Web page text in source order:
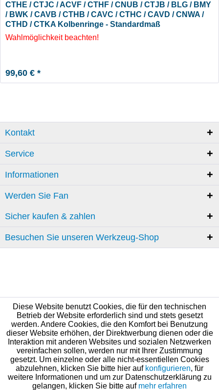
CTHE / CTJC / ACVF / CTHF / CNUB / CTJB / BLG / BMY
/ BWK / CAVB / CTHB / CAVC / CTHC / CAVD / CNWA /
CTHD / CTKA Kolbenringe - Standardmaß
Wahlmöglichkeit beachten!
99,60 € *
Kontakt
Service
Informationen
Werden Sie Fan
Sicher kaufen & zahlen
Besuchen Sie unseren Werkzeug-Shop
Diese Website benutzt Cookies, die für den technischen
Betrieb der Website erforderlich sind und stets gesetzt
werden. Andere Cookies, die den Komfort bei Benutzung
dieser Website erhöhen, der Direktwerbung dienen oder die
Interaktion mit anderen Websites und sozialen Netzwerken
vereinfachen sollen, werden nur mit Ihrer Zustimmung
gesetzt. Um einzelne oder alle nicht-essentiellen Cookies
abzulehnen, klicken Sie bitte hier auf konfigurieren, für
weitere Informationen und um zur Datenschutzerklärung zu
gelangen, klicken Sie bitte auf mehr erfahren